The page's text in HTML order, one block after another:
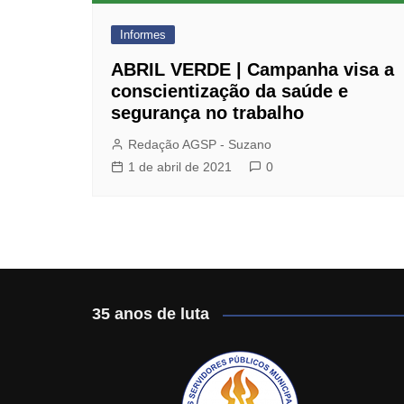
Jurídico
Mafisa Turismo
Mogidonto
New Saúde Leader
Óticas Carol
Informes
ABRIL VERDE | Campanha visa a
conscientização da saúde e
segurança no trabalho
Redação AGSP - Suzano
1 de abril de 2021
0
35 anos de luta